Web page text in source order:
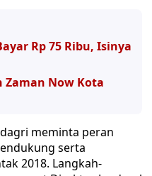
Rp 75 Ribu, Isinya
Zaman Now Kota
meminta peran
serta
2018. Langkah-